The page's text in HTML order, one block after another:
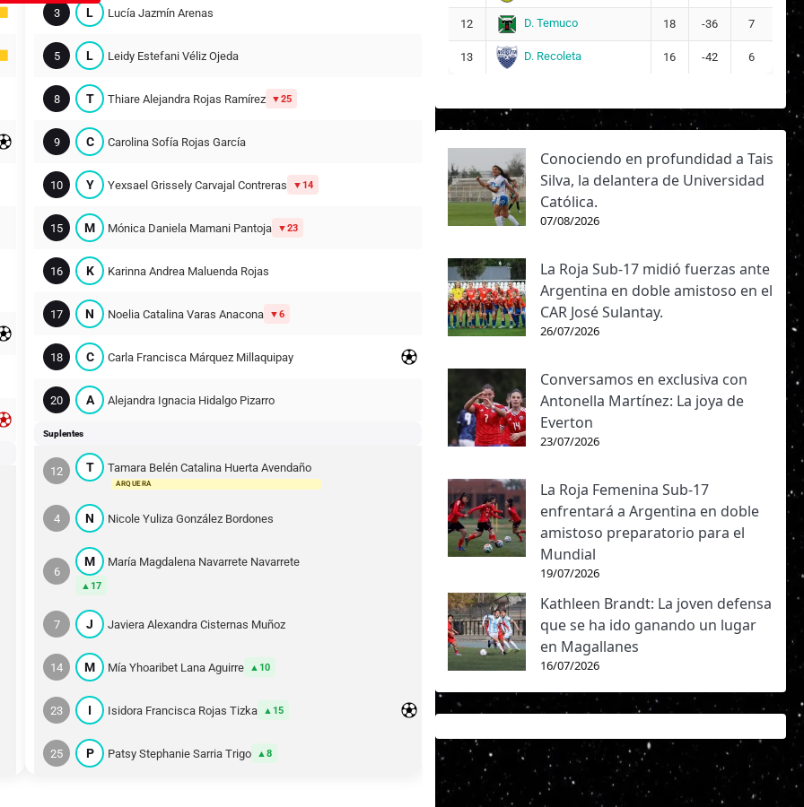
3 L Lucía Jazmín Arenas
5 L Leidy Estefani Véliz Ojeda
8 T Thiare Alejandra Rojas Ramírez 25
9 C Carolina Sofía Rojas García
10 Y Yexsael Grissely Carvajal Contreras 14
15 M Mónica Daniela Mamani Pantoja 23
16 K Karinna Andrea Maluenda Rojas
17 N Noelia Catalina Varas Anacona 6
18 C Carla Francisca Márquez Millaquipay
20 A Alejandra Ignacia Hidalgo Pizarro
Suplentes
12 T Tamara Belén Catalina Huerta Avendaño
ARQUERA
4 N Nicole Yuliza González Bordones
6
M María Magdalena Navarrete Navarrete
17
7 J Javiera Alexandra Cisternas Muñoz
14 M Mía Yhoaribet Lana Aguirre 10
23 I Isidora Francisca Rojas Tizka 15
25 P Patsy Stephanie Sarria Trigo 8
12 D. Temuco 18 -36 7
13 D. Recoleta 16 -42 6
Conociendo en profundidad a Tais
Silva, la delantera de Universidad
Católica.
07/08/2026
La Roja Sub-17 midió fuerzas ante
Argentina en doble amistoso en el
CAR José Sulantay.
26/07/2026
Conversamos en exclusiva con
Antonella Martínez: La joya de
Everton
23/07/2026
La Roja Femenina Sub-17
enfrentará a Argentina en doble
amistoso preparatorio para el
Mundial
19/07/2026
Kathleen Brandt: La joven defensa
que se ha ido ganando un lugar
en Magallanes
16/07/2026